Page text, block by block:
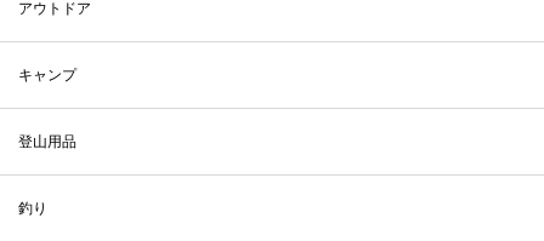
アウトドア
キャンプ
登山用品
釣り